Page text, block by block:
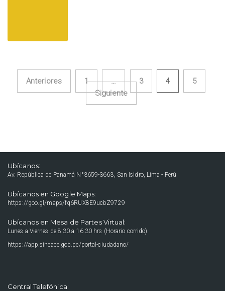
Navegación de entradas
Anteriores 1 … 3 4
5
Siguiente
Ubícanos:
Av. República de Panamá N°3659-3663, San Isidro, Lima - Perú
Ubícanos en Google Maps:
https://goo.gl/maps/fq6RUX8E9ucbZ9729
Ubícanos en Mesa de Partes Virtual:
Lunes a Viernes de 8:30 a 16:30 hrs (Horario corrido).
https://app.sineace.gob.pe/portal-ciudadano/
Central Telefónica: